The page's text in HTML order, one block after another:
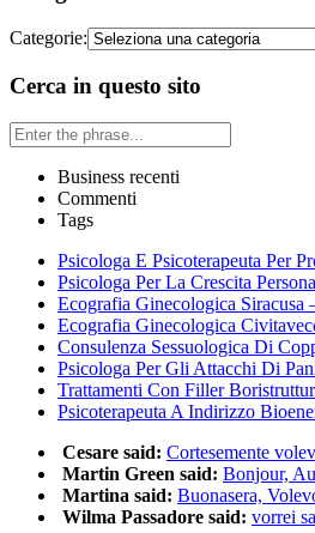
Categorie:
Cerca in questo sito
Business recenti
Commenti
Tags
Psicologa E Psicoterapeuta Per
Psicologa Per La Crescita
Ecografia Ginecologica Siracusa
Ecografia Ginecologica
Consulenza Sessuologica Di
Psicologa Per Gli Attacchi Di
Trattamenti Con Filler
Psicoterapeuta A Indirizzo
Cesare said: Cortesemente
Martin Green said: Bonjour,
Martina said: Buonasera,
Wilma Passadore said: vorrei